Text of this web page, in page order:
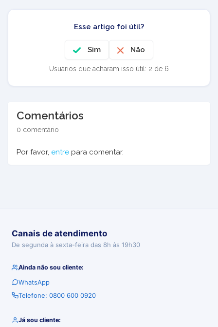
Esse artigo foi útil?
Sim Não
Usuários que acharam isso útil: 2 de 6
Comentários
0 comentário
Por favor, entre para comentar.
Canais de atendimento
De segunda à sexta-feira das 8h às 19h30
Ainda não sou cliente:
WhatsApp
Telefone: 0800 600 0920
Já sou cliente: